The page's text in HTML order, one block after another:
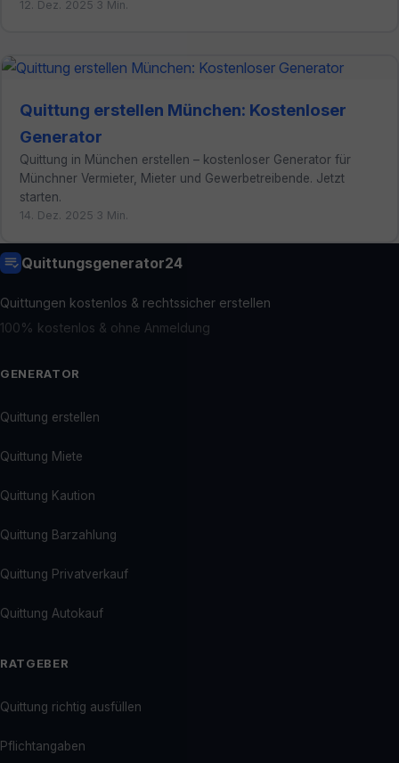
12. Dez. 2025 3 Min.
Quittung erstellen München: Kostenloser
Generator
Quittung in München erstellen – kostenloser Generator für
Münchner Vermieter, Mieter und Gewerbetreibende. Jetzt
starten.
14. Dez. 2025 3 Min.
Quittungsgenerator24
Quittungen kostenlos & rechtssicher erstellen
100% kostenlos & ohne Anmeldung
GENERATOR
Quittung erstellen
Quittung Miete
Quittung Kaution
Quittung Barzahlung
Quittung Privatverkauf
Quittung Autokauf
RATGEBER
Quittung richtig ausfüllen
Pflichtangaben